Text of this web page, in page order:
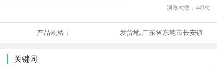
浏览次数： 449次
产品规格： 发货地:广东省东莞市长安镇
关键词